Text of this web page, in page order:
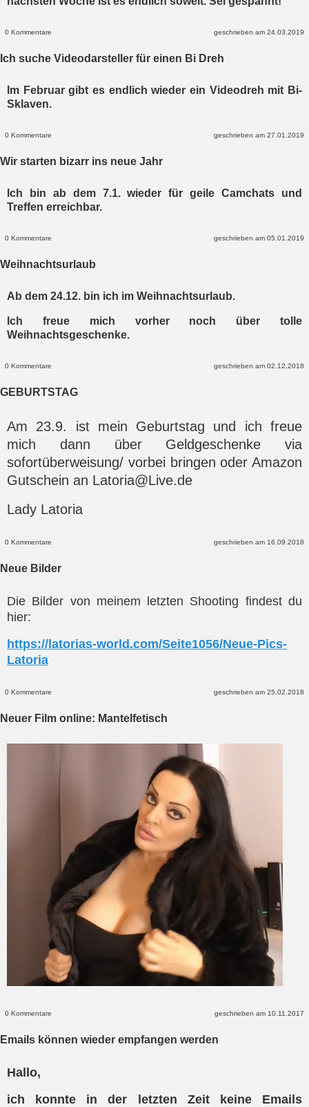
0 Kommentare geschrieben am 24.03.2019
Ich suche Videodarsteller für einen Bi Dreh
Im Februar gibt es endlich wieder ein Videodreh mit Bi-
Sklaven.
0 Kommentare geschrieben am 27.01.2019
Wir starten bizarr ins neue Jahr
Ich bin ab dem 7.1. wieder für geile Camchats und
Treffen erreichbar.
0 Kommentare geschrieben am 05.01.2019
Weihnachtsurlaub
Ab dem 24.12. bin ich im Weihnachtsurlaub.
Ich freue mich vorher noch über tolle
Weihnachtsgeschenke.
0 Kommentare geschrieben am 02.12.2018
GEBURTSTAG
Am 23.9. ist mein Geburtstag und ich freue
mich dann über Geldgeschenke via
sofortüberweisung/ vorbei bringen oder Amazon
Gutschein an Latoria@Live.de
Lady Latoria
0 Kommentare geschrieben am 16.09.2018
Neue Bilder
Die Bilder von meinem letzten Shooting findest du
hier:
https://latorias-world.com/Seite1056/Neue-Pics-
Latoria
0 Kommentare geschrieben am 25.02.2018
Neuer Film online: Mantelfetisch
0 Kommentare geschrieben am 10.11.2017
Emails können wieder empfangen werden
Hallo,
ich konnte in der letzten Zeit keine Emails